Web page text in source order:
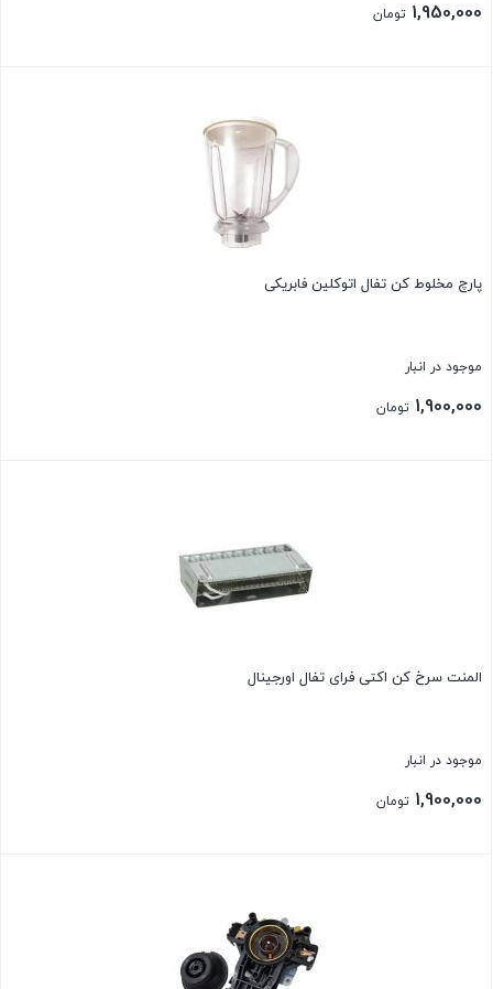
1,950,000 تومان
پارچ مخلوط کن تفال اتوکلین فابریکی
موجود در انبار
1,900,000 تومان
المنت سرخ کن اکتی فرای تفال اورجینال
موجود در انبار
1,900,000 تومان